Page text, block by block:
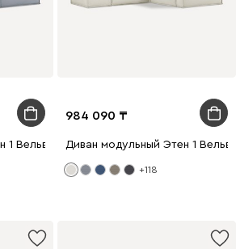
1 Вельвет Светло-серый
984 090
Диван модульный Этен 1
+118